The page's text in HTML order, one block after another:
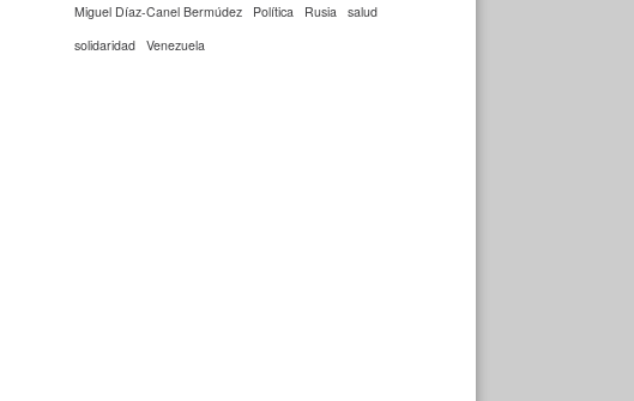
Miguel Díaz-Canel Bermúdez
Política Rusia
salud
solidaridad Venezuela